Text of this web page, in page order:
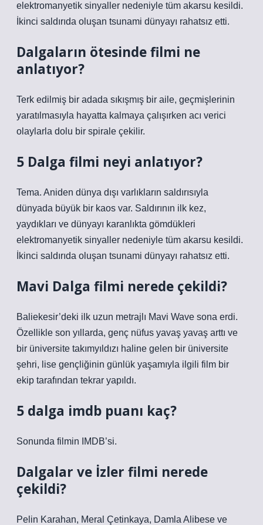
elektromanyetik sinyaller nedeniyle tüm akarsu kesildi.
İkinci saldırıda oluşan tsunami dünyayı rahatsız etti.
Dalgaların ötesinde filmi ne
anlatıyor?
Terk edilmiş bir adada sıkışmış bir aile, geçmişlerinin
yaratılmasıyla hayatta kalmaya çalışırken acı verici
olaylarla dolu bir spirale çekilir.
5 Dalga filmi neyi anlatıyor?
Tema. Aniden dünya dışı varlıkların saldırısıyla
dünyada büyük bir kaos var. Saldırının ilk kez,
yaydıkları ve dünyayı karanlıkta gömdükleri
elektromanyetik sinyaller nedeniyle tüm akarsu kesildi.
İkinci saldırıda oluşan tsunami dünyayı rahatsız etti.
Mavi Dalga filmi nerede çekildi?
Baliekesir’deki ilk uzun metrajlı Mavi Wave sona erdi.
Özellikle son yıllarda, genç nüfus yavaş yavaş arttı ve
bir üniversite takımyıldızı haline gelen bir üniversite
şehri, lise gençliğinin günlük yaşamıyla ilgili film bir
ekip tarafından tekrar yapıldı.
5 dalga imdb puanı kaç?
Sonunda filmin IMDB’si.
Dalgalar ve İzler filmi nerede
çekildi?
Pelin Karahan, Meral Çetinkaya, Damla Alibese ve